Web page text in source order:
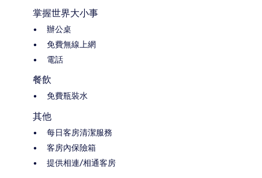
掌握世界大小事
辦公桌
免費無線上網
電話
餐飲
免費瓶裝水
其他
每日客房清潔服務
客房內保險箱
提供相連/相通客房